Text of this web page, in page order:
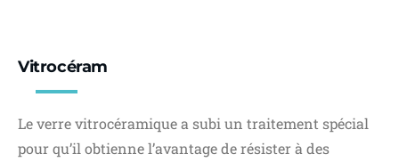
Vitrocéram
Le verre vitrocéramique a subi un traitement spécial
pour qu’il obtienne l’avantage de résister à des